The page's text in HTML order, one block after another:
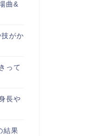
曲&
がか
って
長や
結果